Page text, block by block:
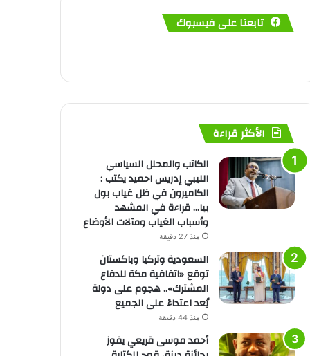
تابعنا على فيسبوك
الأكثر قراءة
الكاتب والمحلل السياسي
الليبي إدريس احميد يكتب :
الكاميرون في ظل غياب بول
بيا… قراءة في المشهد
وأسباب الغياب ومآلات الأوضاع
منذ 27 دقيقة
السعودية وتركيا وباكستان
توقع «اتفاقية مكة للدفاع
المشترك».. هجوم على دولة
يُعد اعتداءً على الجميع
منذ 44 دقيقة
أحمد موسى قريعي يفوز